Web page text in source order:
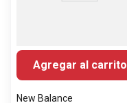
Agregar al carrito
New Balance